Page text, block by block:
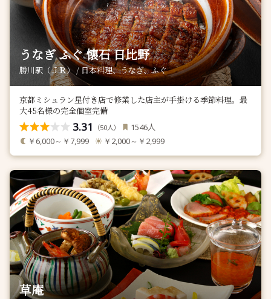
うなぎ ふぐ 懐石 日比野
勝川駅（ＪＲ） / 日本料理、うなぎ、ふぐ
京都ミシュラン星付き店で修業した店主が手掛ける季節料理。最
大45名様の完全個室完備
3.31 （50人） 1546人
￥6,000～￥7,999 ￥2,000～￥2,999
草庵